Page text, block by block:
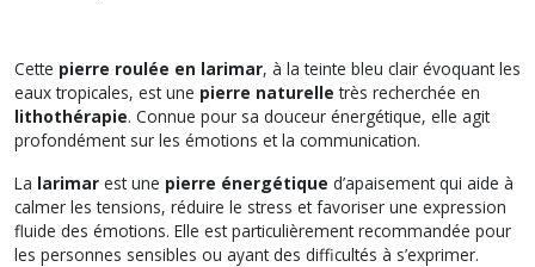
Cette pierre roulée en larimar, à la teinte bleu clair évoquant les
eaux tropicales, est une pierre naturelle très recherchée en
lithothérapie. Connue pour sa douceur énergétique, elle agit
profondément sur les émotions et la communication.
La larimar est une pierre énergétique d’apaisement qui aide à
calmer les tensions, réduire le stress et favoriser une expression
fluide des émotions. Elle est particulièrement recommandée pour
les personnes sensibles ou ayant des difficultés à s’exprimer.